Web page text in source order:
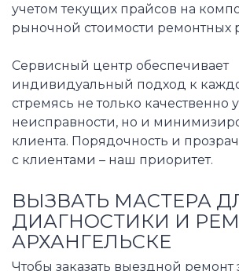
учетом текущих прайсов на
рыночной стоимости ремонтных
Сервисный центр обеспечивает
индивидуальный подход к
стремясь не только качественно
неисправности, но и
клиента. Порядочность и
с клиентами – наш приоритет.
ВЫЗВАТЬ МАСТЕРА
ДИАГНОСТИКИ И
АРХАНГЕЛЬСКЕ
Чтобы заказать выездной ремонт